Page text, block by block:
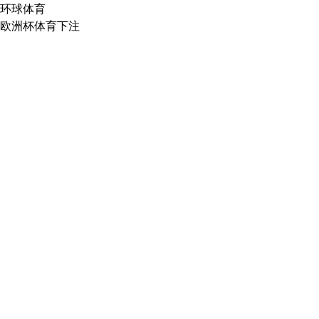
环球体育
欧洲杯体育下注